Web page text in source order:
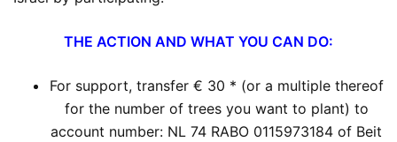
THE ACTION AND WHAT YOU CAN DO:
For support, transfer € 30 * (or a multiple thereof
for the number of trees you want to plant) to
account number: NL 74 RABO 0115973184 of Beit